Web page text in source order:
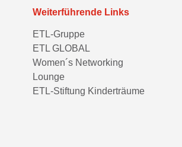
Weiterführende Links
ETL-Gruppe
ETL GLOBAL
Women´s Networking
Lounge
ETL-Stiftung Kinderträume